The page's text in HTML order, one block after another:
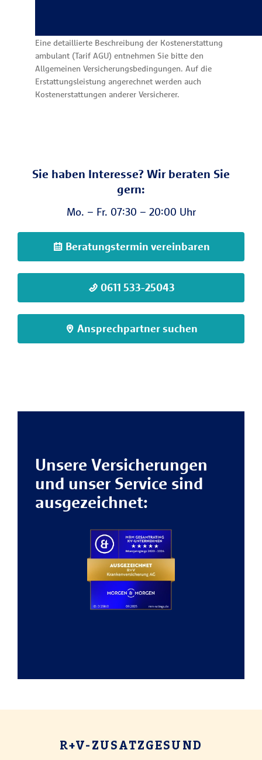
Eine detaillierte Beschreibung der Kostenerstattung
ambulant (Tarif AGU) entnehmen Sie bitte den
Allgemeinen Versicherungsbedingungen. Auf die
Erstattungsleistung angerechnet werden auch
Kostenerstattungen anderer Versicherer.
Sie haben Interesse? Wir beraten Sie
gern:
Mo. – Fr. 07:30 – 20:00 Uhr
Beratungstermin vereinbaren
0611 533-25043
Ansprechpartner suchen
Unsere Versicherungen
und unser Service sind
ausgezeichnet:
R+V-ZUSATZGESUND